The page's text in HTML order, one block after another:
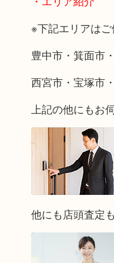
※下記エリアはご
豊中市・箕面市
西宮市・宝塚市
上記の他にもお
他にも店頭査定